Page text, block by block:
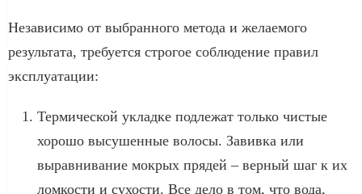
Независимо от выбранного метода и желаемого
результата, требуется строгое соблюдение правил
эксплуатации:
Термической укладке подлежат только чистые
хорошо высушенные волосы. Завивка или
выравнивание мокрых прядей – верный шаг к их
ломкости и сухости. Все дело в том, что вода,